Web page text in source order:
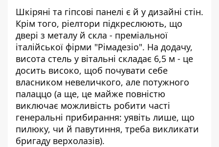
Шкіряні та гіпсові панелі є й у дизайні стін.
Крім того, ріелтори підкреслюють, що
двері з металу й скла - преміальної
італійської фірми "Рімадезіо". На додачу,
висота стель у вітальні складає 6,5 м - це
досить високо, щоб почувати себе
власником невеличкого, але потужного
палаццо (а ще, це майже повністю
виключає можливість робити часті
генеральні прибирання: уявіть лише, що
пилюку, чи й павутиння, треба викликати
бригаду верхолазів).